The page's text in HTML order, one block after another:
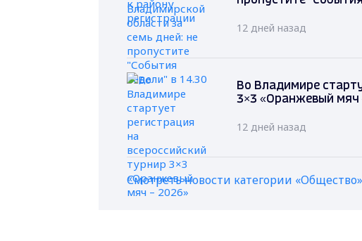
12 дней назад
Во Владимире
3×3 «Оранжевый мяч
12 дней назад
Смотреть новости категории «Общество»